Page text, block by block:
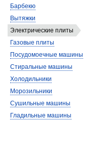
Барбекю
Вытяжки
Электрические плиты
Газовые плиты
Посудомоечные машины
Стиральные машины
Холодильники
Морозильники
Сушильные машины
Гладильные машины